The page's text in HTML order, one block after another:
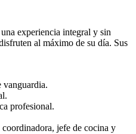
experiencia integral y sin
al máximo de su día. Sus
vanguardia.
profesional.
jefe de cocina y